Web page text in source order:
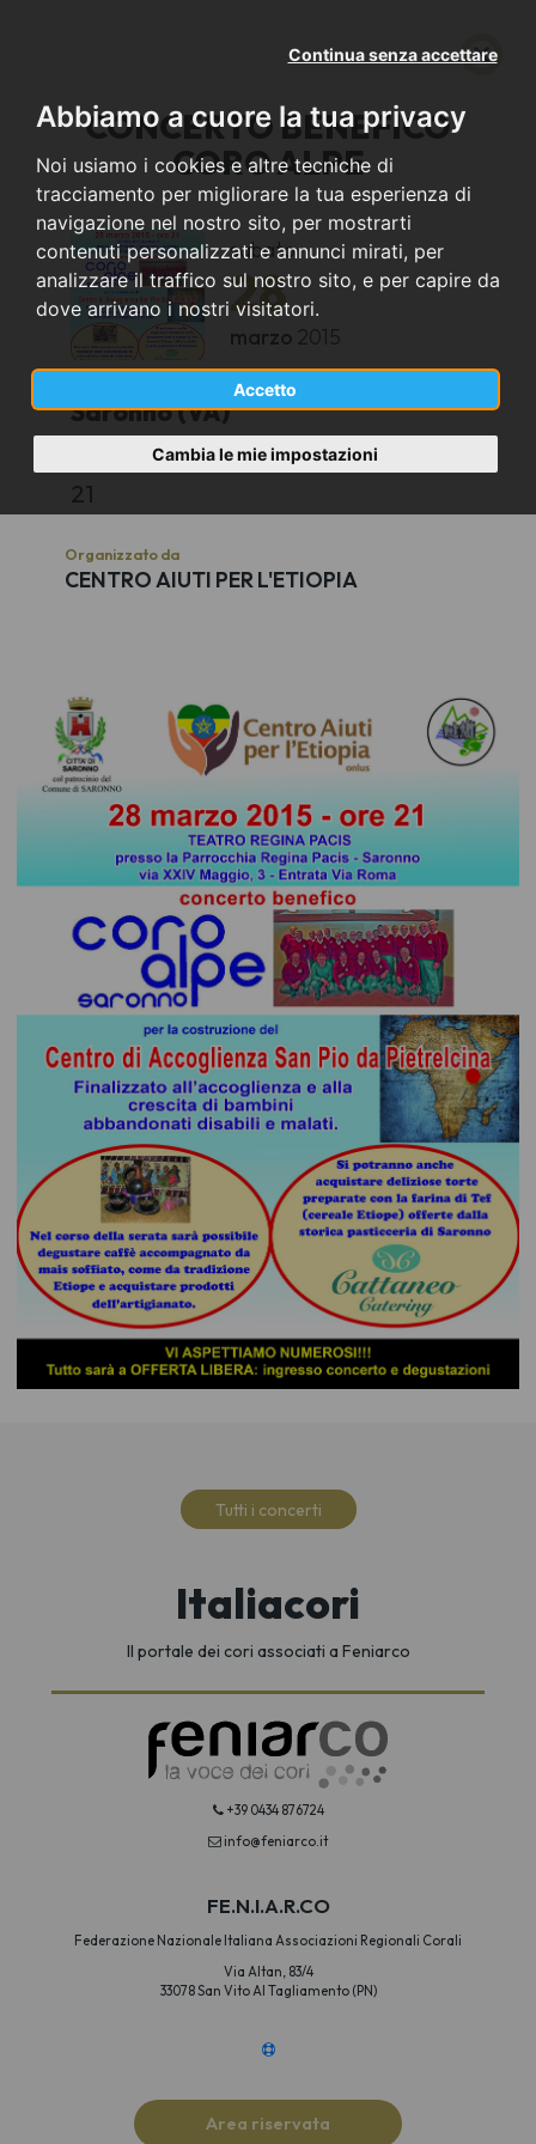
Abbiamo a cuore la tua privacy
Noi usiamo i cookies e altre tecniche di
tracciamento per migliorare la tua esperienza di
navigazione nel nostro sito, per mostrarti
contenuti personalizzati e annunci mirati, per
analizzare il traffico sul nostro sito, e per capire da
dove arrivano i nostri visitatori.
Accetto
Continua senza accettare
Cambia le mie impostazioni
CONCERTO BENEFICO
CORO ALPE
sabato
28
marzo 2015
Saronno (VA)
TEATRO REGINA PACIS
21
Organizzato da
CENTRO AIUTI PER L'ETIOPIA
Tutti i concerti
Italiacori
Il portale dei cori associati a Feniarco
+39 0434 876724
info@feniarco.it
FE.N.I.A.R.CO
Federazione Nazionale Italiana Associazioni Regionali Corali
Via Altan, 83/4
33078 San Vito Al Tagliamento (PN)
Area riservata